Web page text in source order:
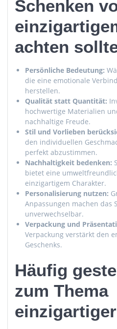
Schenken
achten
Persönliche Bedeutung:
die eine emotionale
herstellen.
Qualität statt Quantität:
hochwertige Materialien
nachhaltige Freude.
Stil und Vorlieben
den individuellen
perfekt abzustimmen.
Nachhaltigkeit bedenken:
bietet eine
einzigartigem Charakter.
Personalisierung nutzen:
Anpassungen machen das
unverwechselbar.
Verpackung und
Verpackung verstärkt den
Geschenks.
Häufig
zum Thema